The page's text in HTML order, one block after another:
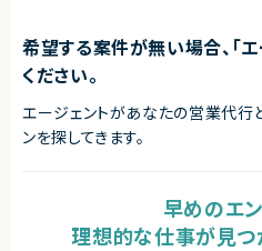
希望する案件が無い場合、「
ください。
エージェントがあなたの営業代行
ンを探してきます。
早めのエ
理想的な仕事が見つ